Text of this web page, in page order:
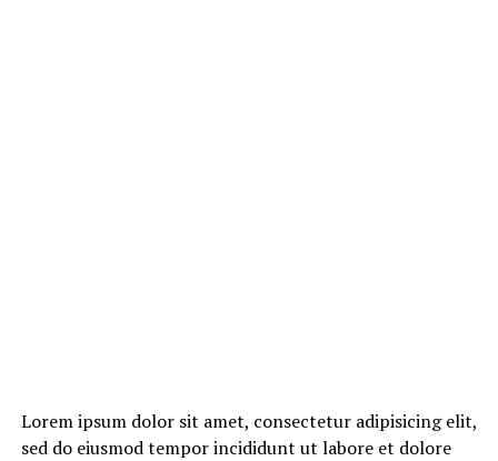
Lorem ipsum dolor sit amet, consectetur adipisicing elit,
sed do eiusmod tempor incididunt ut labore et dolore